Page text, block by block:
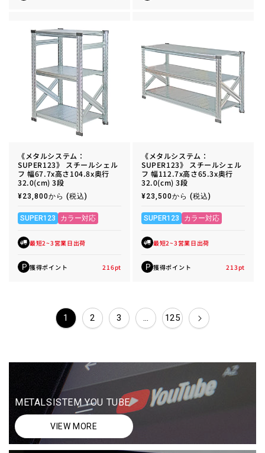
《メタルシステム：
SUPER123》 スチールシェル
フ 幅67.7x高さ104.8x奥行
32.0(cm) 3段
通
価
格
¥23,800から (税込)
SUPER123 カラー対応
最短2~3営業日出荷
P 獲得ポイント 216pt
《メタルシステム：
SUPER123》 スチールシェル
フ 幅112.7x高さ65.3x奥行
32.0(cm) 3段
通
価
格
¥23,500から (税込)
SUPER123 カラー対応
最短2~3営業日出荷
P 獲得ポイント 213pt
1 2 3 … 125
METALSISTEM YOU TUBE
VIEW MORE